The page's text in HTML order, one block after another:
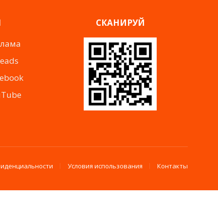
СКАНИРУЙ
Условия использования Контакты